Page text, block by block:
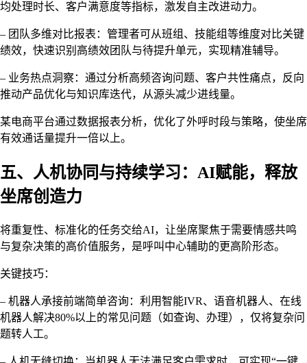
均处理时长、客户满意度等指标，激发自主改进动力。
– 团队多维对比报表：管理者可从班组、技能组等维度对比关键
绩效，快速识别高绩效团队与待提升单元，实现精准辅导。
– 业务热点洞察：通过分析高频咨询问题、客户共性痛点，反向
推动产品优化与知识库迭代，从源头减少进线量。
某电商平台通过数据报表分析，优化了外呼时段与策略，使坐席
有效通话量提升一倍以上。
五、人机协同与持续学习：AI赋能，释放
坐席创造力
将重复性、标准化的任务交给AI，让坐席聚焦于需要情感共鸣
与复杂决策的高价值服务，是呼叫中心辅助的更高阶形态。
关键技巧：
– 机器人承接前端简单咨询：利用智能IVR、语音机器人、在线
机器人解决80%以上的常见问题（如查询、办理），仅将复杂问
题转人工。